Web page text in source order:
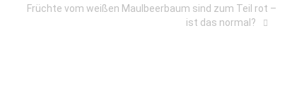
Früchte vom weißen Maulbeerbaum sind zum Teil rot –
ist das normal?